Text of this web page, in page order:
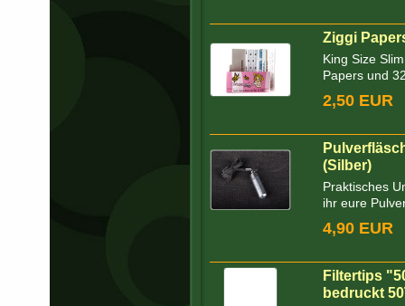
Ziggi
King Size
Papers und
2,50 EUR
(Silber)
Praktisches
ihr eure
4,90 EUR
Filtertips
bedruckt